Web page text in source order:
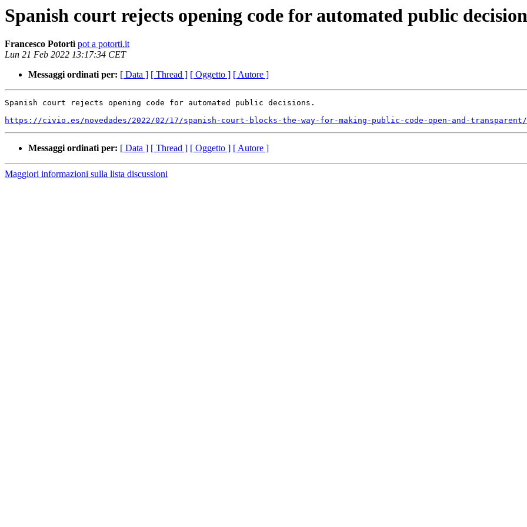
Spanish court rejects opening code for automated public
Francesco Potortì pot a potorti.it
Lun 21 Feb 2022 13:17:34 CET
Messaggi ordinati per: [ Data ] [ Thread ] [ Oggetto ] [ Autore ]
Spanish court rejects opening code for automated public decisions.
https://civio.es/novedades/2022/02/17/spanish-court-blocks-the-way-for-making-public-code-open-and-transparent/
Messaggi ordinati per: [ Data ] [ Thread ] [ Oggetto ] [ Autore ]
Maggiori informazioni sulla lista discussioni